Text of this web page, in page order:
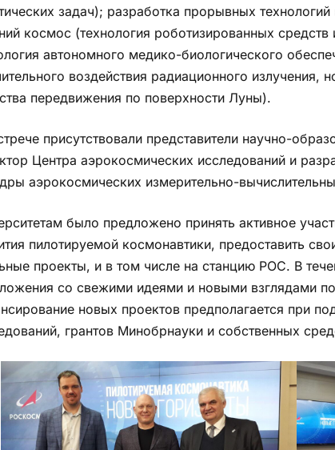
задач); разработка прорывных
космос (технология роботизированных средств
автономного медико-биологического
воздействия радиационного излучения,
передвижения по поверхности Луны).
присутствовали представители научно-
Центра аэрокосмических исследований и
аэрокосмических измерительно-
было предложено принять активное
пилотируемой космонавтики, предоставить
проекты, и в том числе на станцию РОС. В
со свежими идеями и новыми взглядами
новых проектов предполагается при
грантов Минобрнауки и собственных